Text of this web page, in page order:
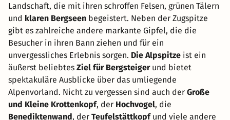
Landschaft, die mit ihren schroffen Felsen, grünen Tälern
und klaren Bergseen begeistert. Neben der Zugspitze
gibt es zahlreiche andere markante Gipfel, die die
Besucher in ihren Bann ziehen und für ein
unvergessliches Erlebnis sorgen. Die Alpspitze ist ein
äußerst beliebtes Ziel für Bergsteigerund bietet
spektakuläre Ausblicke über das umliegende
Alpenvorland. Nicht zu vergessen sind auch der Große
und Kleine Krottenkopf, der Hochvogel, die
Benediktenwand, der Teufelstättkopfund viele andere